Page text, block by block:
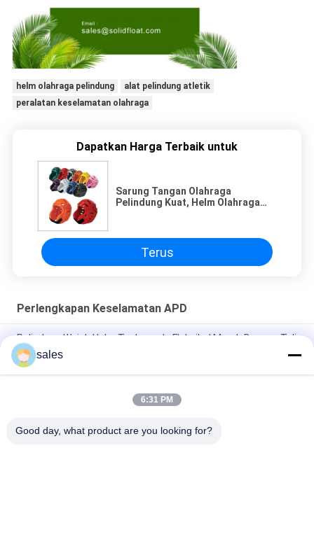
helm olahraga pelindung
alat pelindung atletik
peralatan keselamatan olahraga
Dapatkan Harga Terbaik untuk
Sarung Tangan Olahraga
Pelindung Kuat, Helm Olahraga
Terus
Perlengkapan Keselamatan APD
Pelindung Wajah Helm Taekwondo Fleksibel Merah Dengan Tali
Nilon
Pelindung Wajah Penuh EVA Bahan Tinju Taekwondo Helm
Helm Pelindung Pria Wanita APD Perlengkapan Keselamatan
sales
6:31 PM
Good day, what product are you looking for?